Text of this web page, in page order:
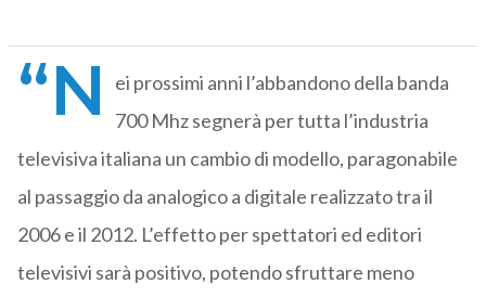
“N
ei prossimi anni l’abbandono della banda
700 Mhz segnerà per tutta l’industria
televisiva italiana un cambio di modello, paragonabile
al passaggio da analogico a digitale realizzato tra il
2006 e il 2012. L’effetto per spettatori ed editori
televisivi sarà positivo, potendo sfruttare meno